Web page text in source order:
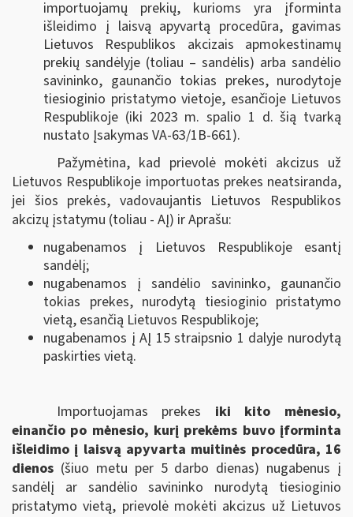
importuojamų prekių, kurioms yra įforminta
išleidimo į laisvą apyvartą procedūra, gavimas
Lietuvos Respublikos akcizais apmokestinamų
prekių sandėlyje (toliau – sandėlis) arba sandėlio
savininko, gaunančio tokias prekes, nurodytoje
tiesioginio pristatymo vietoje, esančioje Lietuvos
Respublikoje (iki 2023 m. spalio 1 d. šią tvarką
nustato Įsakymas VA-63/1B-661).
Pažymėtina, kad prievolė mokėti akcizus už
Lietuvos Respublikoje importuotas prekes neatsiranda,
jei šios prekės, vadovaujantis Lietuvos Respublikos
akcizų įstatymu (toliau - AĮ) ir Aprašu:
nugabenamos į Lietuvos Respublikoje esantį
sandėlį;
nugabenamos į sandėlio savininko, gaunančio
tokias prekes, nurodytą tiesioginio pristatymo
vietą, esančią Lietuvos Respublikoje;
nugabenamos į AĮ 15 straipsnio 1 dalyje nurodytą
paskirties vietą.
Importuojamas prekes iki kito mėnesio,
einančio po mėnesio, kurį prekėms buvo įforminta
išleidimo į laisvą apyvarta muitinės procedūra, 16
dienos (šiuo metu per 5 darbo dienas) nugabenus į
sandėlį ar sandėlio savininko nurodytą tiesioginio
pristatymo vietą, prievolė mokėti akcizus už Lietuvos